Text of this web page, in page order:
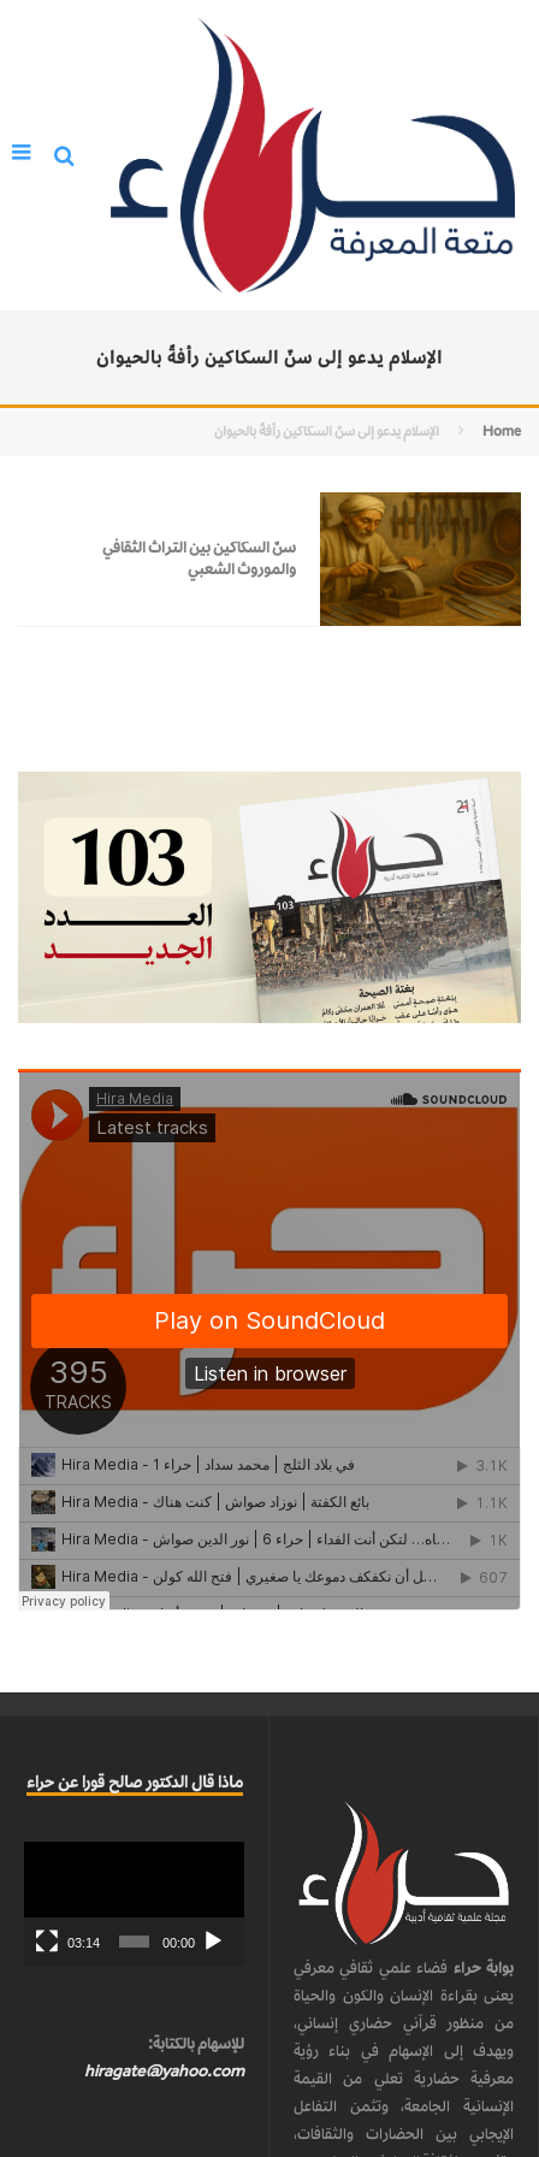
الإسلام يدعو إلى سنّ السكاكين رأفةً بالحيوان
Home الإسلام يدعو إلى سنّ السكاكين رأفةً بالحيوان
سنّ السكاكين بين التراث الثقافي
والموروث الشعبي
بوابة حراء فضاء علمي ثقافي معرفي
يعنى بقراءة الإنسان والكون والحياة
من منظور قرآني حضاري إنساني،
ويهدف إلى الإسهام في بناء رؤية
معرفية حضارية تعلي من القيمة
الإنسانية الجامعة، وتثمن التفاعل
الإيجابي بين الحضارات والثقافات،
ماذا قال الدكتور صالح قورا عن حراء
00:00
03:14
للإسهام بالكتابة:
hiragate@yahoo.com